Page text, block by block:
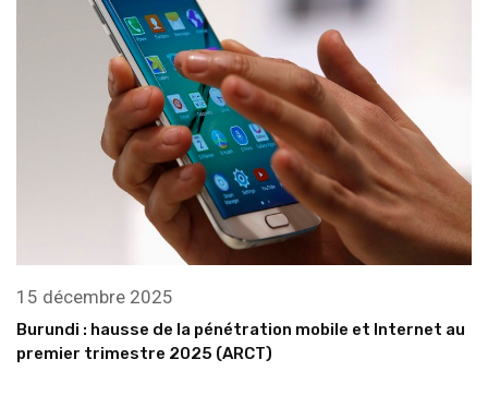
15 décembre 2025
Burundi : hausse de la pénétration mobile et Internet au
premier trimestre 2025 (ARCT)